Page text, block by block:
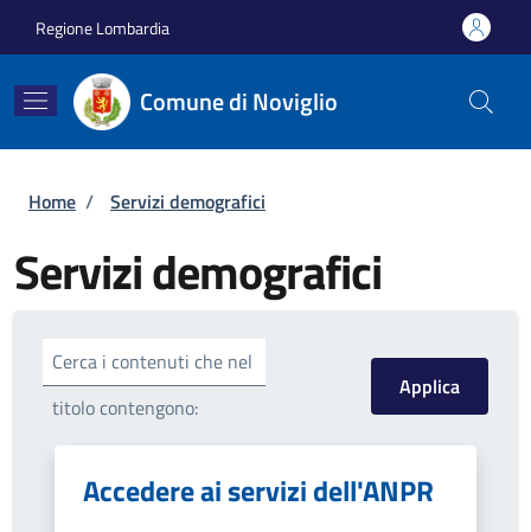
Regione Lombardia
Comune di Noviglio
Briciole di pane
Home / Servizi demografici
Servizi demografici
Cerca i contenuti che nel
titolo contengono:
Accedere ai servizi dell'ANPR